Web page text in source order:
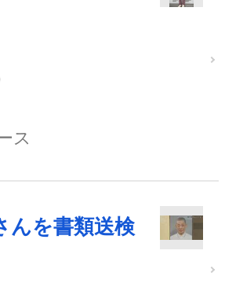
ス
んを書類送検